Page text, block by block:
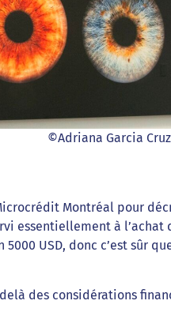
©Adriana Garcia Cruz
Montréal pour
essentiellement à
USD, donc c’est sûr
des considérations